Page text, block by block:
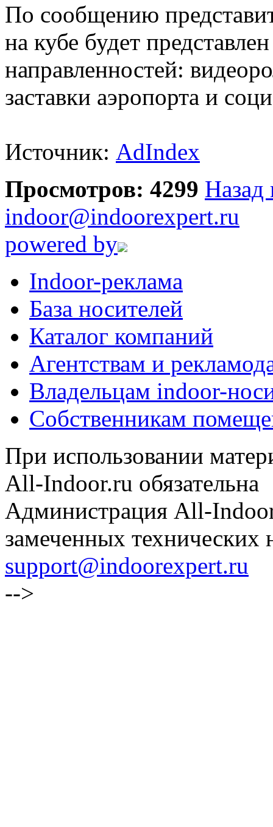
По сообщению
на кубе будет
направленностей:
заставки аэропорта и
Источник: AdIndex
Просмотров: 4299 Назад
indoor@indoorexpert.ru
powered by
Indoor-реклама
База носителей
Каталог компаний
Агентствам и
Владельцам indoor-
Собственникам
При использовании
All-Indoor.ru обязательна
Администрация All-
замеченных технических
support@indoorexpert.ru
-->